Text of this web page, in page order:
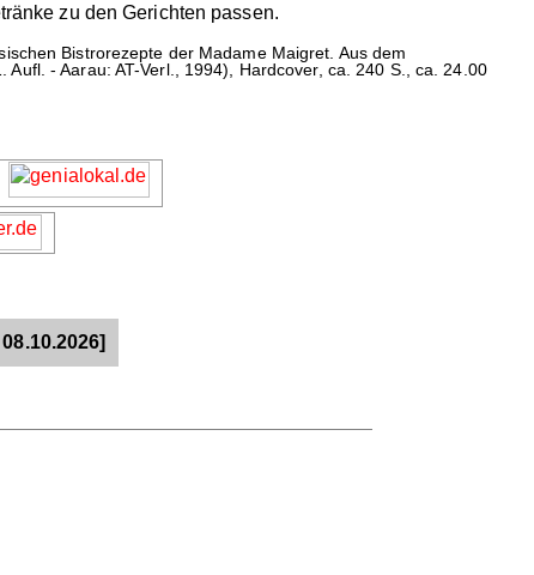
zu den Gerichten passen.
Bistrorezepte der Madame Maigret. Aus dem
- Aarau: AT-Verl., 1994), Hardcover, ca. 240 S., ca. 24.00